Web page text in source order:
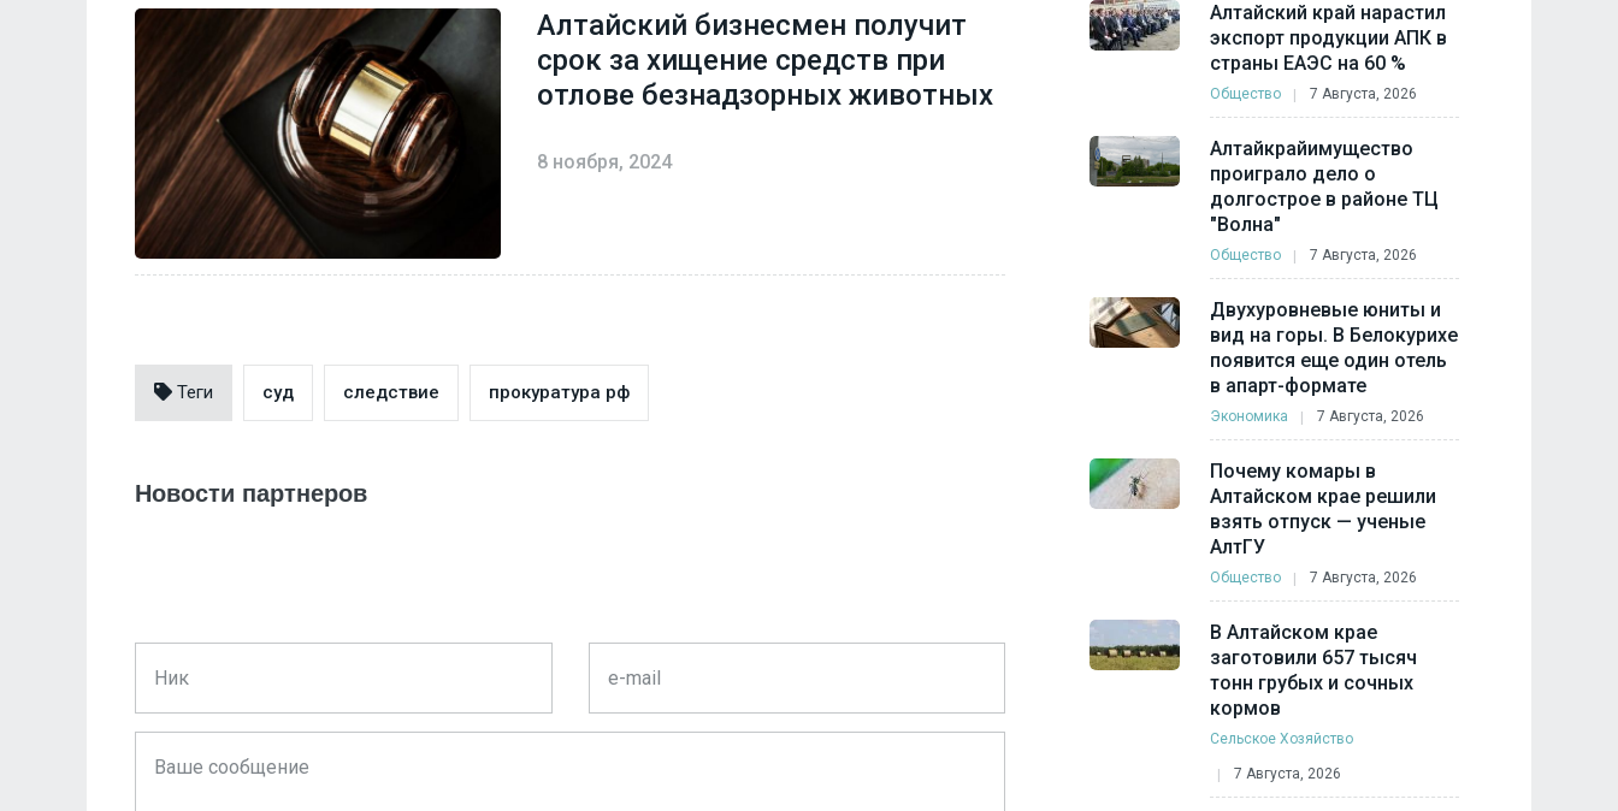
Алтайский бизнесмен получит
срок за хищение средств при
отлове безнадзорных животных
8 ноября, 2024
Теги суд следствие прокуратура рф
Новости партнеров
Алтайский край нарастил
экспорт продукции АПК в
страны ЕАЭС на 60 %
Общество 7 Августа, 2026
Алтайкрайимущество
проиграло дело о
долгострое в районе ТЦ
"Волна"
Общество 7 Августа, 2026
Двухуровневые юниты и
вид на горы. В Белокурихе
появится еще один отель
в апарт-формате
Экономика 7 Августа, 2026
Почему комары в
Алтайском крае решили
взять отпуск — ученые
АлтГУ
Общество 7 Августа, 2026
В Алтайском крае
заготовили 657 тысяч
тонн грубых и сочных
кормов
Сельское Хозяйство
7 Августа, 2026